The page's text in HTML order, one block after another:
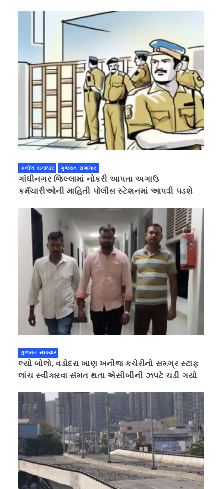
કલોલ સમાચાર ગુજરાત સમાચાર
ગાંધીનગર જિલ્લામાં નોકરી આપતા અગાઉ
કર્મચારીઓની માહિતી પોલીસ સ્ટેશનમાં આપવી પડશે
ગુજરાત સમાચાર
લ્યો બોલો, વડોદરા ખાણ ખનીજ કચેરીનો સમગ્ર સ્ટાફ
લાંચ સ્વીકારવા સંમત થતા એસીબીની ઝપટે ચડી ગયો